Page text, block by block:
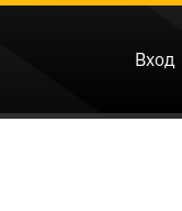
Вход